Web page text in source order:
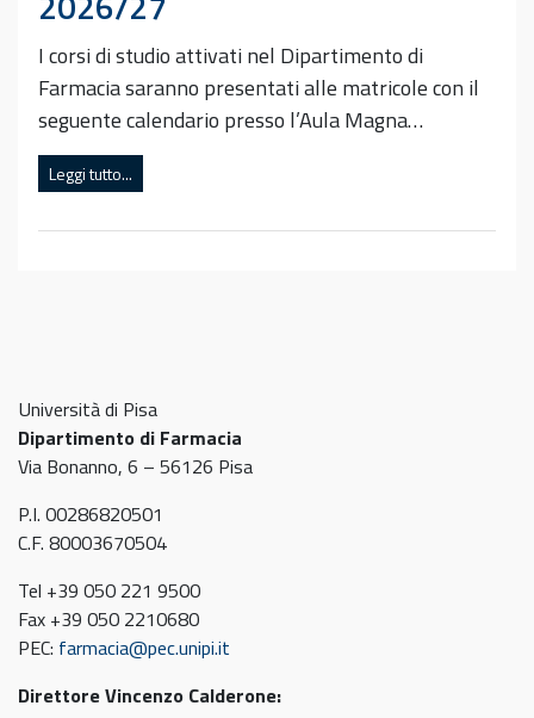
I corsi di studio attivati nel Dipartimento di
Farmacia saranno presentati alle matricole con il
seguente calendario presso l’Aula Magna…
Leggi tutto...
Università di Pisa
Dipartimento di Farmacia
Via Bonanno, 6 – 56126 Pisa
P.I. 00286820501
C.F. 80003670504
Tel +39 050 221 9500
Fax +39 050 2210680
PEC: farmacia@pec.unipi.it
Direttore Vincenzo Calderone: